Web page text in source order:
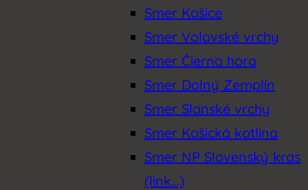
Smer Košice
Smer Volovské vrchy
Smer Čierna hora
Smer Dolný Zemplín
Smer Slanské vrchy
Smer Košická kotlina
Smer NP Slovenský kras
(link…)